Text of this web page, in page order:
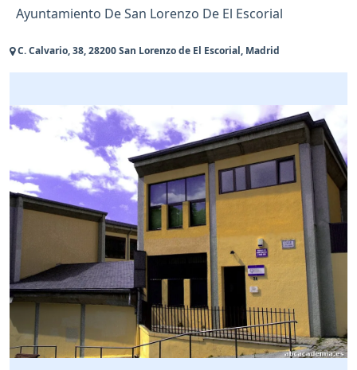
Ayuntamiento De San Lorenzo De El Escorial
C. Calvario, 38, 28200 San Lorenzo de El Escorial, Madrid